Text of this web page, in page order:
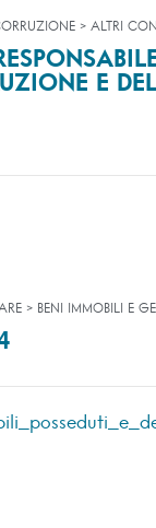
> ALTRI
E
> BENI IMMOBILI E